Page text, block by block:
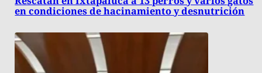
en condiciones de hacinamiento y desnutrición